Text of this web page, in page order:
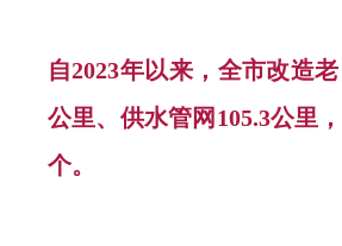
自2023年以来，全市改造
公里、供水管网105.3公里
个。